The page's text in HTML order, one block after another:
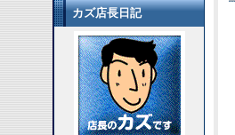
カズ店長日記